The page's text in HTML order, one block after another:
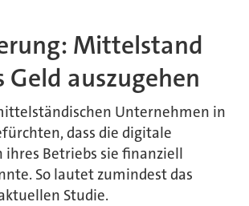
Mittelstand
auszugehen
Unternehmen in
dass die digitale
Betriebs sie finanziell
So lautet zumindest das
Studie.